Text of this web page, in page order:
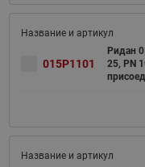
015P1101
Ридан
25, PN